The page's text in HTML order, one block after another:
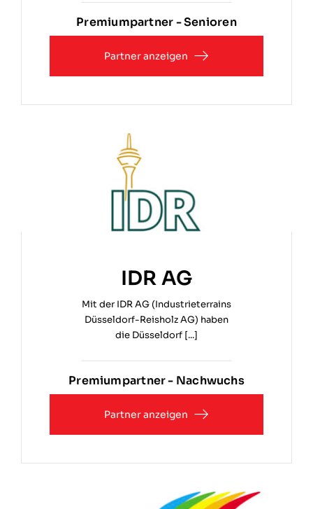
Premiumpartner - Senioren
Partner anzeigen
IDR AG
Mit der IDR AG (Industrieterrains
Düsseldorf-Reisholz AG) haben
die Düsseldorf [...]
Premiumpartner - Nachwuchs
Partner anzeigen